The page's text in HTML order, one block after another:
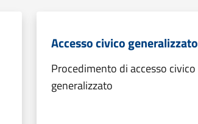
Accesso civico generalizzato
Procedimento di accesso civico
generalizzato